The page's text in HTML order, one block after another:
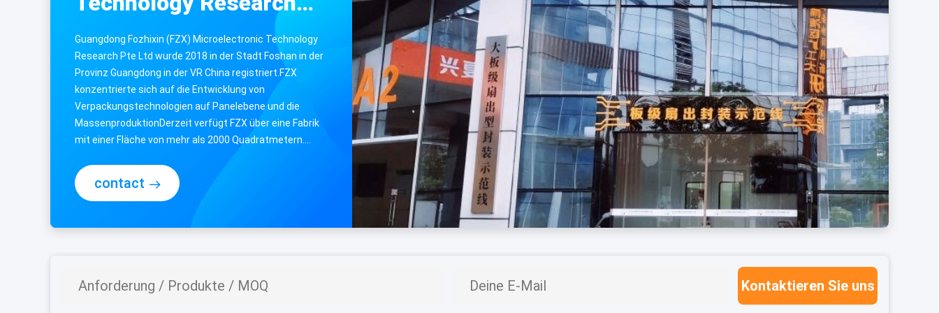
Co., Ltd.
Guangdong Fozhixin (FZX) Microelectronic Technology
Research Pte Ltd wurde 2018 in der Stadt Foshan in der
Provinz Guangdong in der VR China registriert.FZX
konzentrierte sich auf die Entwicklung von
Verpackungstechnologien auf Panelebene und die
MassenproduktionDerzeit verfügt FZX über eine Fabrik
mit einer Fläche von mehr als 2000 Quadratmetern.
Darüber hinaus wird in der Stadt Foshan ein ...
contact
Kontaktieren Sie uns